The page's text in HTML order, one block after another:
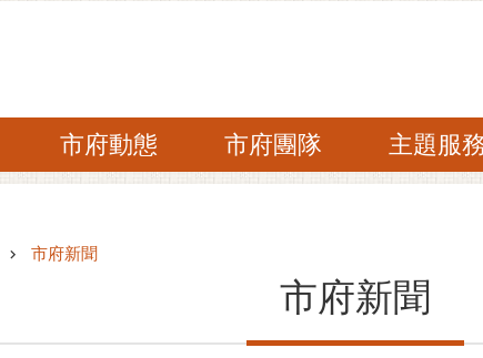
市府動態 市府團隊 主題服
市府新聞
市府新聞